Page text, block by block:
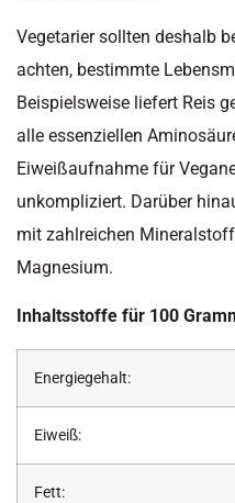
Vegetarier sollten deshalb
achten, bestimmte
Beispielsweise liefert Reis
alle essenziellen
Eiweißaufnahme für
unkompliziert. Darüber
mit zahlreichen
Magnesium.
Inhaltsstoffe für 100
Energiegehalt:
Eiweiß:
Fett: